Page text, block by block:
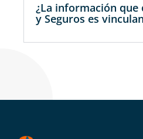
¿La información
y Seguros es